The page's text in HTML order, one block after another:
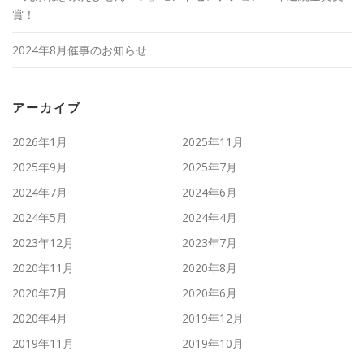
賞！
2024年8月催事のお知らせ
アーカイブ
2026年1月
2025年11月
2025年9月
2025年7月
2024年7月
2024年6月
2024年5月
2024年4月
2023年12月
2023年7月
2020年11月
2020年8月
2020年7月
2020年6月
2020年4月
2019年12月
2019年11月
2019年10月